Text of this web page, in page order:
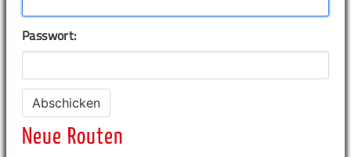
Passwort:
Neue Routen